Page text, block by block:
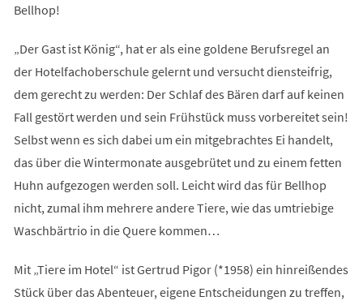
Bellhop!
„Der Gast ist König“, hat er als eine goldene Berufsregel an
der Hotelfachoberschule gelernt und versucht diensteifrig,
dem gerecht zu werden: Der Schlaf des Bären darf auf keinen
Fall gestört werden und sein Frühstück muss vorbereitet sein!
Selbst wenn es sich dabei um ein mitgebrachtes Ei handelt,
das über die Wintermonate ausgebrütet und zu einem fetten
Huhn aufgezogen werden soll. Leicht wird das für Bellhop
nicht, zumal ihm mehrere andere Tiere, wie das umtriebige
Waschbärtrio in die Quere kommen…
Mit „Tiere im Hotel“ ist Gertrud Pigor (*1958) ein hinreißendes
Stück über das Abenteuer, eigene Entscheidungen zu treffen,